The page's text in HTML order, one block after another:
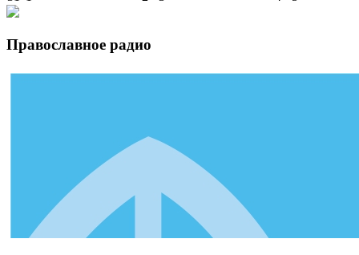
Православное радио